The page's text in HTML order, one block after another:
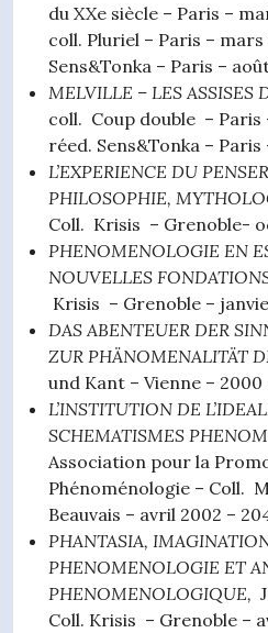
du XXe siècle – Paris –
coll. Pluriel – Paris – mars
Sens&Tonka – Paris –
MELVILLE – LES ASSISES
coll. Coup double – Paris
réed. Sens&Tonka – Paris
L’EXPERIENCE DU PENSER
PHILOSOPHIE,
Coll. Krisis – Grenoble-
PHENOMENOLOGIE EN
NOUVELLES
Krisis – Grenoble –
DAS ABENTEUER DER
ZUR PHÄNOMENALITÄT
und Kant – Vienne – 2000
L’INSTITUTION DE
SCHEMATISMES
Association pour la
Phénoménologie – Coll.
Beauvais – avril 2002 –
PHANTASIA,
PHENOMENOLOGIE ET
PHENOMENOLOGIQUE,
Coll. Krisis – Grenoble –